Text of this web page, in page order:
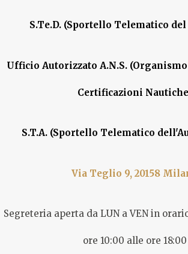
S.Te.D. (Sportello Telematico
Ufficio Autorizzato A.N.S.
Certificazioni
S.T.A. (Sportello Telematico
Via Teglio 9, 20158
Segreteria aperta da LUN a VEN in
ore 10:00 alle ore 18:00